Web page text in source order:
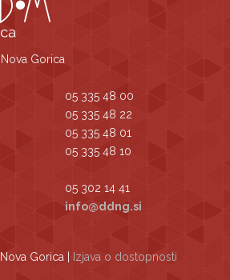
Gorica
05 335 48 00
05 335 48 22
05 335 48 01
05 335 48 10
05 302 14 41
info@ddng.si
Gorica | Izjava o dostopnosti